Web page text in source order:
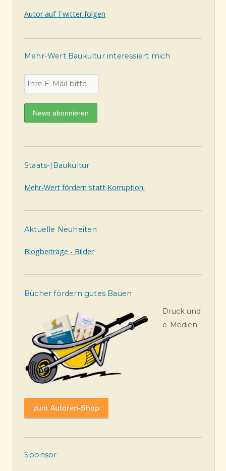
Autor auf Twitter folgen
Mehr-Wert Baukultur interessiert mich
Staats-|Baukultur
Mehr-Wert fördern statt Korruption.
Aktuelle Neuheiten
Blogbeiträge - Bilder
Bücher fördern gutes Bauen
Druck und
e-Medien
zum Autoren-Shop
Sponsor